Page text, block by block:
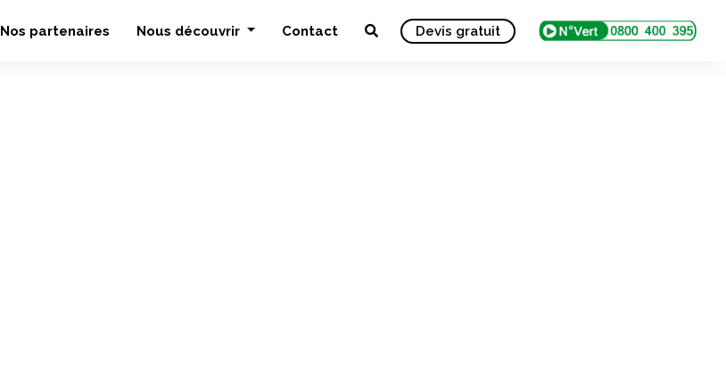
Nos partenaires Nous découvrir Contact Devis gratuit